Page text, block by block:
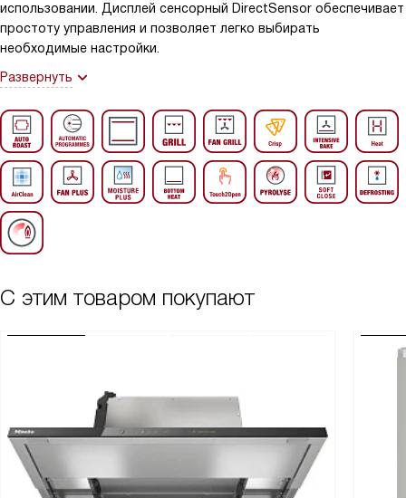
использовании. Дисплей сенсорный DirectSensor обеспечивает
простоту управления и позволяет легко выбирать
необходимые настройки.
Развернуть
С этим товаром покупают